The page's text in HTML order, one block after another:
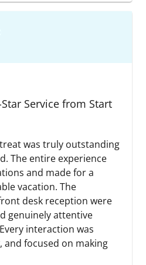
Service from Start
was truly outstanding
The entire experience
and made for a
vacation. The
desk reception were
genuinely attentive
interaction was
and focused on making